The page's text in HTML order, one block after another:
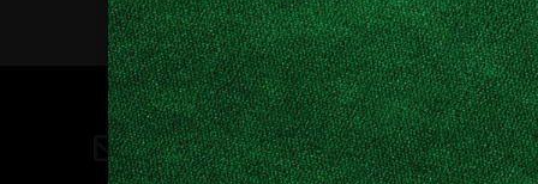
Contatti
direzione@allestire.online